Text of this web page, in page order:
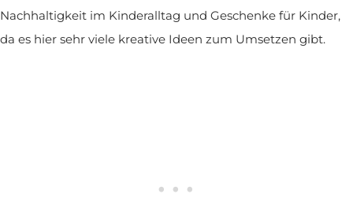
Nachhaltigkeit im Kinderalltag und Geschenke für Kinder,
da es hier sehr viele kreative Ideen zum Umsetzen gibt.